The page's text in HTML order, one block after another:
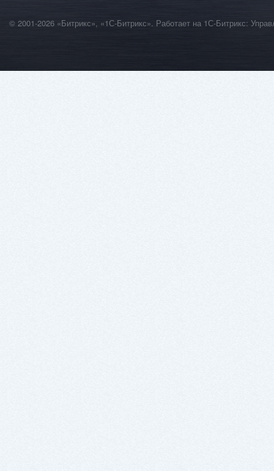
© 2001-2026 «Битрикс», «1С-Битрикс». Работает на 1С-Битрикс: